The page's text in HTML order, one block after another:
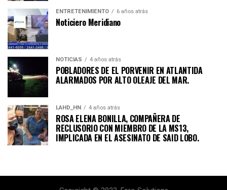
ENTRETENIMIENTO 6 años atrás
Noticiero Meridiano
NOTICIAS 4 años atrás
POBLADORES DE EL PORVENIR EN ATLANTIDA
ALARMADOS POR ALTO OLEAJE DEL MAR.
LAHD_HN 4 años atrás
ROSA ELENA BONILLA, COMPAÑERA DE
RECLUSORIO CON MIEMBRO DE LA MS13,
IMPLICADA EN EL ASESINATO DE SAID LOBO.